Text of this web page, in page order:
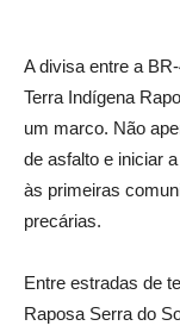
A divisa entre a
Terra Indígena
um marco. Não
de asfalto e iniciar
às primeiras
precárias.
Entre estradas de
Raposa Serra do